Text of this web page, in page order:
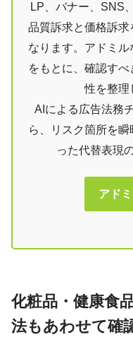
LP、バナー、SNS
品質訴求と価格訴求
なります。アドミル
をもとに、確認す
性を整理
AIによる広告法務
ら、リスク箇所を
った代替表現
アド
化粧品・健康食
法もあわせて確